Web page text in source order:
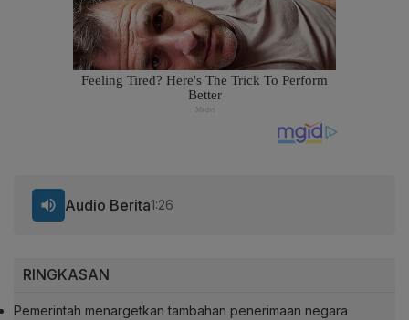
RINGKASAN
Pemerintah menargetkan tambahan penerimaan negara
Audio Berita1:26